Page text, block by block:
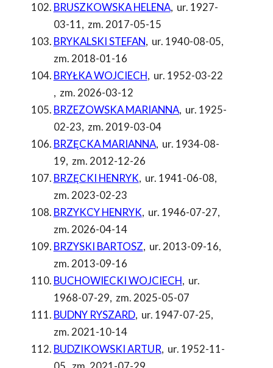
BRUSZKOWSKA HELENA, ur. 1927-
03-11, zm. 2017-05-15
BRYKALSKI STEFAN, ur. 1940-08-05,
zm. 2018-01-16
BRYŁKA WOJCIECH, ur. 1952-03-22
, zm. 2026-03-12
BRZEZOWSKA MARIANNA, ur. 1925-
02-23, zm. 2019-03-04
BRZĘCKA MARIANNA, ur. 1934-08-
19, zm. 2012-12-26
BRZĘCKI HENRYK, ur. 1941-06-08,
zm. 2023-02-23
BRZYKCY HENRYK, ur. 1946-07-27,
zm. 2026-04-14
BRZYSKI BARTOSZ, ur. 2013-09-16,
zm. 2013-09-16
BUCHOWIECKI WOJCIECH, ur.
1968-07-29, zm. 2025-05-07
BUDNY RYSZARD, ur. 1947-07-25,
zm. 2021-10-14
BUDZIKOWSKI ARTUR, ur. 1952-11-